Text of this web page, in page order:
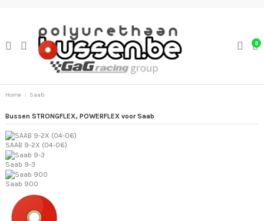
0
Home Saab
Bussen STRONGFLEX, POWERFLEX voor Saab
SAAB 9-2X (04-06)
Saab 9-3
Saab 900